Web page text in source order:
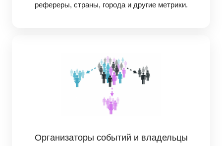
рефереры, страны, города и другие метрики.
Организаторы событий и владельцы